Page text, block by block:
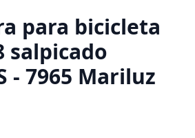
para bicicleta
salpicado
- 7965 Mariluz